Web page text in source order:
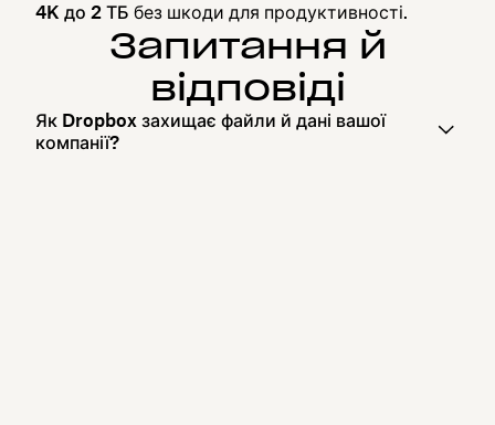
4K до 2 ТБ без шкоди для продуктивності.
Запитання й
відповіді
Як Dropbox захищає файли й дані вашої
компанії?